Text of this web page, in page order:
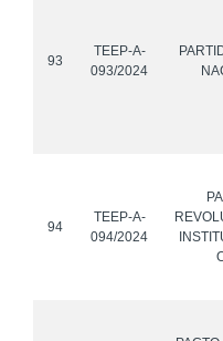
93
TEEP-A-
093/2024
94
TEEP-A-
094/2024